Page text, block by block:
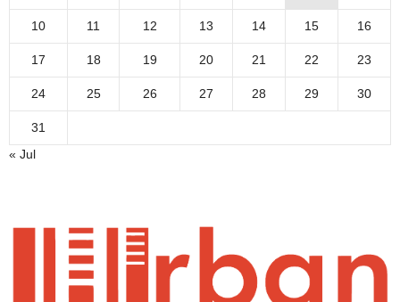
10 11 12 13 14 15 16
17 18 19 20 21 22 23
24 25 26 27 28 29 30
31
« Jul